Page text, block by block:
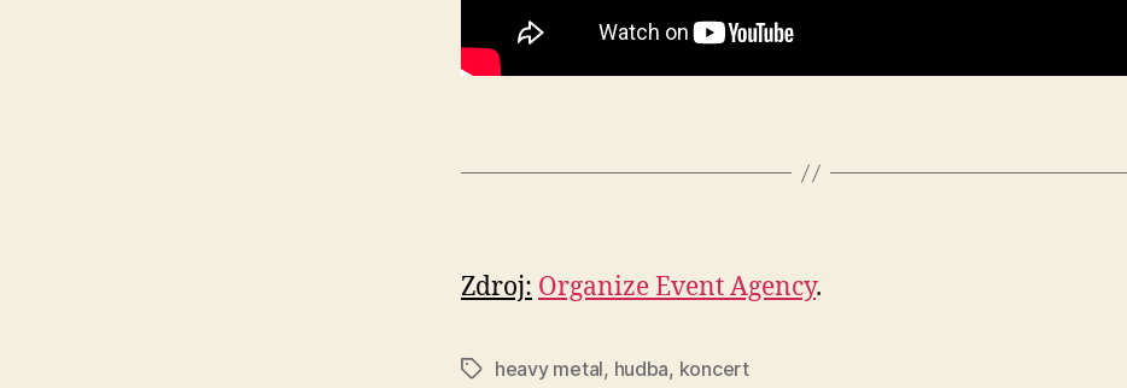
Zdroj: Organize Event Agency.
Značkyheavy metal, hudba, koncert